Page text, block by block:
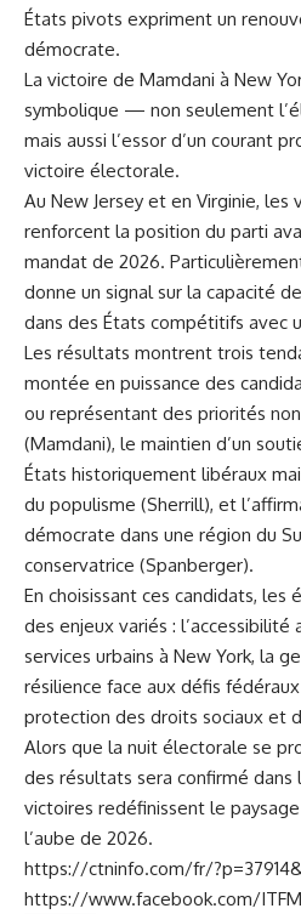
États pivots expriment un
démocrate.
La victoire de Mamdani à New
symbolique — non seulement
mais aussi l’essor d’un courant
victoire électorale.
Au New Jersey et en Virginie, les
renforcent la position du parti
mandat de 2026.
donne un signal sur la capacité
dans des États compétitifs avec
Les résultats montrent trois
montée en puissance des
ou représentant des priorités
(Mamdani), le maintien d’un
États historiquement libéraux
du populisme (Sherrill), et
démocrate dans une région du
conservatrice (Spanberger).
En choisissant ces candidats, les
des enjeux variés :
services urbains à New York, la
résilience face aux défis
protection des droits sociaux et
Alors que la nuit électorale se
des résultats sera confirmé dans
victoires redéfinissent le
l’aube de 2026.
https://ctninfo.com/fr/
https://www.facebook.com/